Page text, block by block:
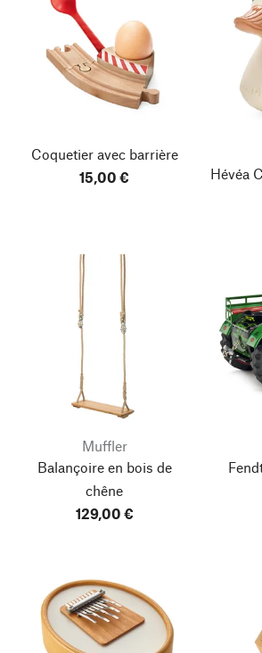
Coquetier avec barrière
15,00 €
Hévéa
Muffler
Balançoire en bois de
chêne
129,00 €